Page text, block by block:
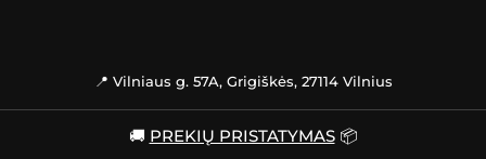
📍 Vilniaus g. 57A, Grigiškės, 27114 Vilnius
🚚 PREKIŲ PRISTATYMAS📦